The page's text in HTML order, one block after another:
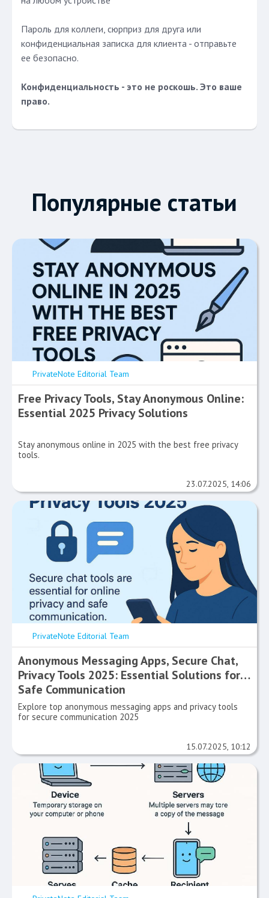
Пароль для коллеги, сюрприз для друга или
конфиденциальная записка для клиента - отправьте
ее безопасно.
Конфиденциальность - это не роскошь. Это ваше
право.
Популярные статьи
PrivateNote Editorial Team
Free Privacy Tools, Stay Anonymous Online:
Essential 2025 Privacy Solutions
Stay anonymous online in 2025 with the best free privacy
tools.
23.07.2025, 14:06
PrivateNote Editorial Team
Anonymous Messaging Apps, Secure Chat,
Privacy Tools 2025: Essential Solutions for
Safe Communication
Explore top anonymous messaging apps and privacy tools
for secure communication 2025
15.07.2025, 10:12